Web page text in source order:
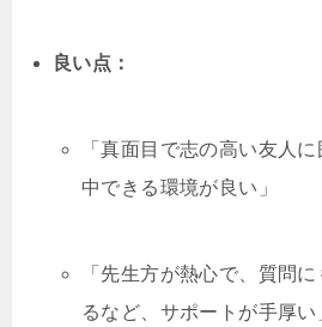
良い点：
「真面目で志の高い友人
中できる環境が良い」
「先生方が熱心で、質問
るなど、サポートが手厚い